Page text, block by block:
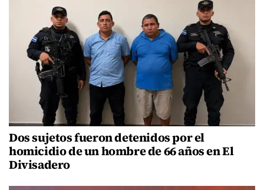
Dos sujetos fueron detenidos por el
homicidio de un hombre de 66 años en El
Divisadero